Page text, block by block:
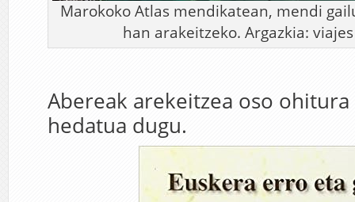
Marokoko Atlas mendikatean, mendi
han arakeitzeko. Argazkia:
Abereak arekeitzea oso
hedatua dugu.